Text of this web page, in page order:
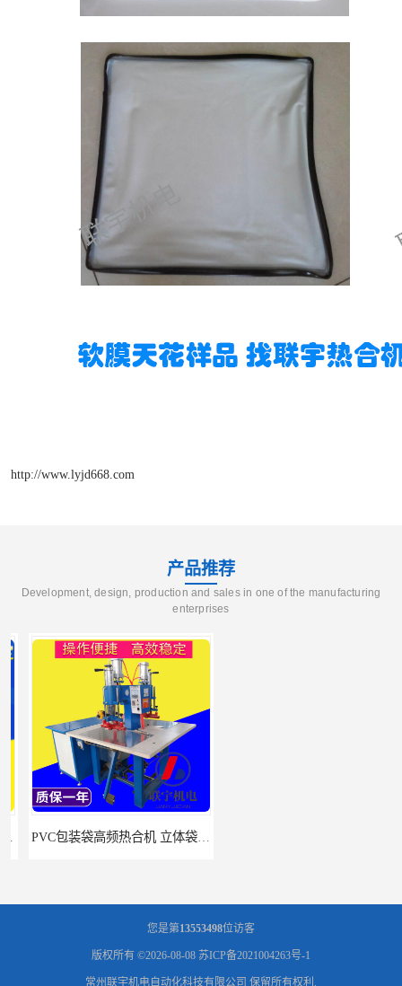
http://www.lyjd668.com
产品推荐
Development, design, production and sales in one of the manufacturing
enterprises
PVC包装袋高频热合机 立体袋焊接机 找联宇生产厂家
您是第13553498位访客
版权所有 ©2026-08-08 苏ICP备2021004263号-1
常州联宇机电自动化科技有限公司 保留所有权利.